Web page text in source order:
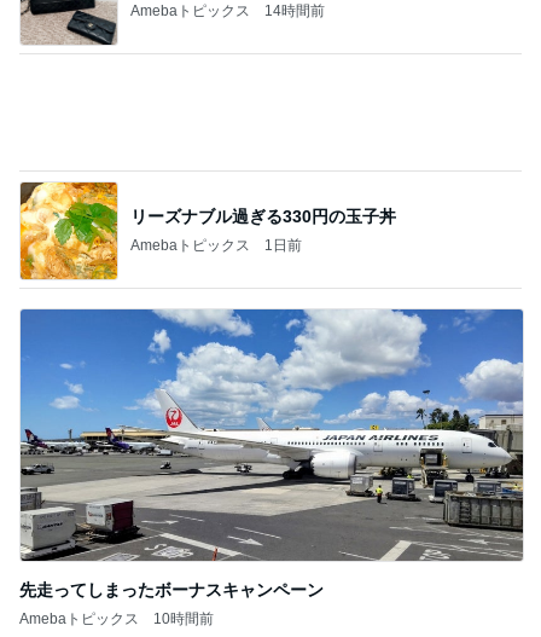
Amebaトピックス 14時間前
リーズナブル過ぎる330円の玉子丼
Amebaトピックス 1日前
先走ってしまったボーナスキャンペーン
Amebaトピックス 10時間前